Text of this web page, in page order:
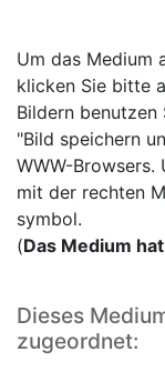
Um das Medium
klicken Sie bitte
Bildern
"Bild speichern
WWW-
mit der rechten
symbol.
(Das Medium
Dieses
zugeordnet: